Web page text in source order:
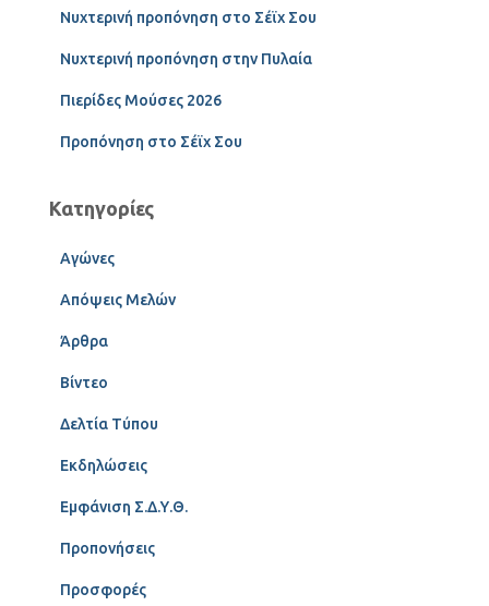
Νυχτερινή προπόνηση στο Σέϊχ Σου
Νυχτερινή προπόνηση στην Πυλαία
Πιερίδες Μούσες 2026
Προπόνηση στο Σέϊχ Σου
Κατηγορίες
Αγώνες
Απόψεις Μελών
Άρθρα
Βίντεο
Δελτία Τύπου
Εκδηλώσεις
Εμφάνιση Σ.Δ.Υ.Θ.
Προπονήσεις
Προσφορές